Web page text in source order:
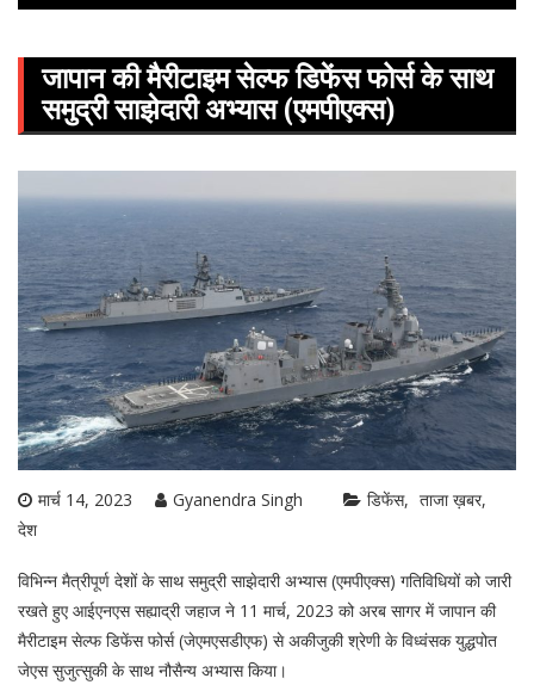
जापान की मैरीटाइम सेल्फ डिफेंस फोर्स के साथ
समुद्री साझेदारी अभ्यास (एमपीएक्स)
मार्च 14, 2023 Gyanendra Singh डिफेंस
ताजा ख़बर
देश
विभिन्न मैत्रीपूर्ण देशों के साथ समुद्री साझेदारी अभ्यास (एमपीएक्स) गतिविधियों को जारी
रखते हुए आईएनएस सह्याद्री जहाज ने 11 मार्च, 2023 को अरब सागर में जापान की
मैरीटाइम सेल्फ डिफेंस फोर्स (जेएमएसडीएफ) से अकीजुकी श्रेणी के विध्वंसक युद्धपोत
जेएस सुजुत्सुकी के साथ नौसैन्य अभ्यास किया।